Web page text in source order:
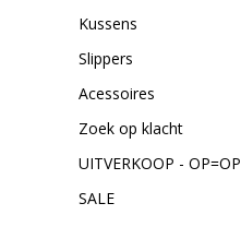
Kussens
Slippers
Acessoires
Zoek op klacht
UITVERKOOP - OP=OP
SALE